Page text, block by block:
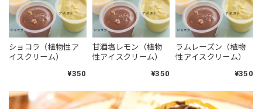
ショコラ（植物性ア
イスクリーム）
¥350
甘酒塩レモン（植物
性アイスクリーム）
¥350
ラムレーズン（植物
性アイスクリーム）
¥350